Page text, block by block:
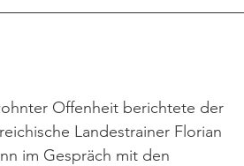
Offenheit berichtete der
Landestrainer Florian
im Gespräch mit den